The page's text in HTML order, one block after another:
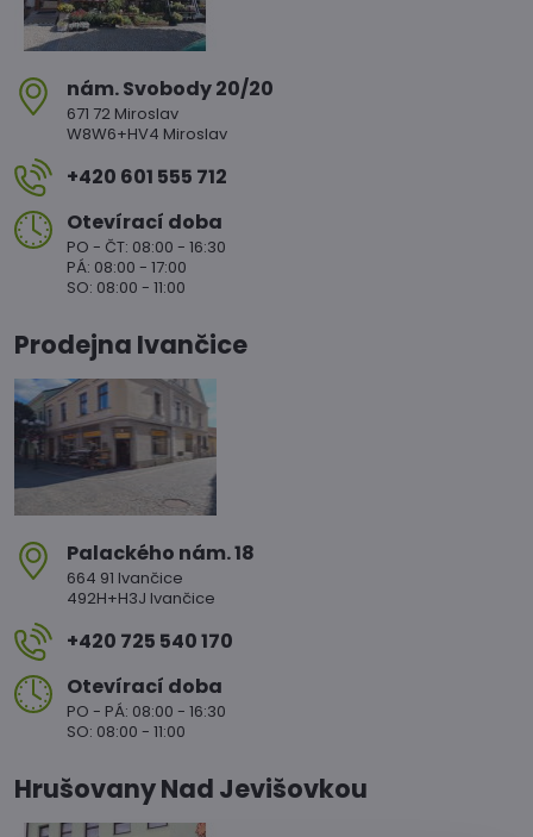
nám​. Svobody 20/20
671 72 Miroslav
W8W6+HV4 Miroslav
+420 601 555 712
Otevírací doba
PO - ČT: 08:00 - 16:30
PÁ: 08:00 - 17:00
SO: 08:00 - 11:00
Prodejna Ivančice
Palackého nám​. 18
664 91 Ivančice
492H+H3J Ivančice
+420 725 540 170
Otevírací doba
PO - PÁ: 08:00 - 16:30
SO: 08:00 - 11:00
Hrušovany Nad Jevišovkou